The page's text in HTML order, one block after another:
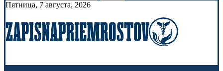
Пятница, 7 августа, 2026